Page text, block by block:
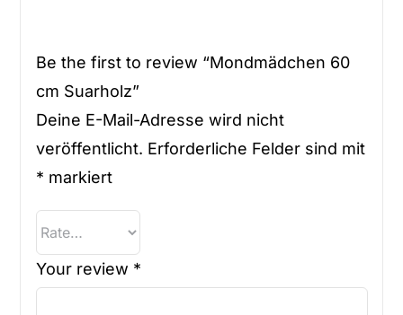
Be the first to review “Mondmädchen 60
cm Suarholz”
Deine E-Mail-Adresse wird nicht
veröffentlicht. Erforderliche Felder sind mit
* markiert
Your review *